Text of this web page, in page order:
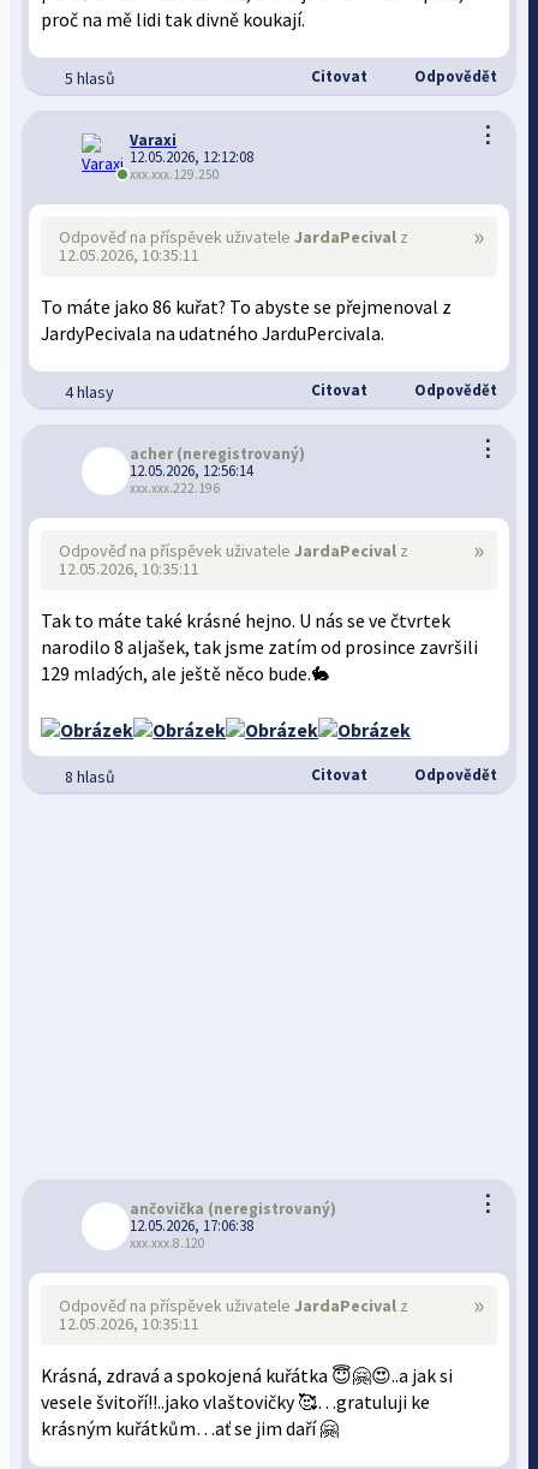
proč na mě lidi tak divně koukají.
5 hlasů Citovat Odpovědět
⋮
Varaxi
12.05.2026, 12:12:08
xxx.xxx.129.250
»
Odpověď na příspěvek uživateleJardaPecival z
12.05.2026, 10:35:11
To máte jako 86 kuřat? To abyste se přejmenoval z
JardyPecivala na udatného JarduPercivala.
4 hlasy Citovat Odpovědět
⋮
acher(neregistrovaný)
12.05.2026, 12:56:14
xxx.xxx.222.196
»
Odpověď na příspěvek uživateleJardaPecival z
12.05.2026, 10:35:11
Tak to máte také krásné hejno. U nás se ve čtvrtek
narodilo 8 aljašek, tak jsme zatím od prosince završili
129 mladých, ale ještě něco bude.🐇
8 hlasů Citovat Odpovědět
⋮
ančovička (neregistrovaný)
12.05.2026, 17:06:38
xxx.xxx.8.120
»
Odpověď na příspěvek uživateleJardaPecival z
12.05.2026, 10:35:11
Krásná, zdravá a spokojená kuřátka 😇🤗😍..a jak si
vesele švitoří!!..jako vlaštovičky 🥰…gratuluji ke
krásným kuřátkům…ať se jim daří 🤗